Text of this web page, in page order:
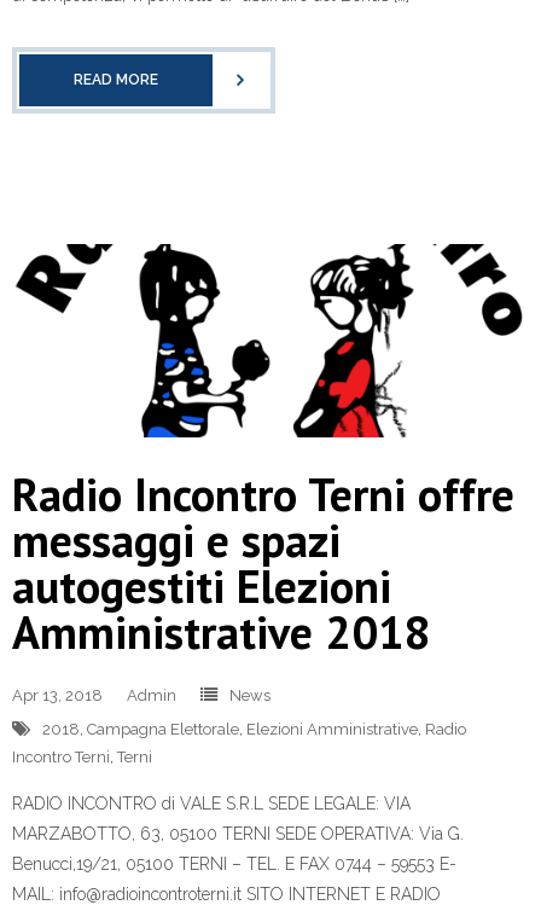
READ MORE
Radio Incontro Terni offre
messaggi e spazi
autogestiti Elezioni
Amministrative 2018
Apr 13, 2018 Admin
News
2018, Campagna Elettorale, Elezioni Amministrative, Radio
Incontro Terni,Terni
RADIO INCONTRO di VALE S.R.L SEDE LEGALE: VIA
MARZABOTTO, 63, 05100 TERNI SEDE OPERATIVA: Via G.
Benucci,19/21, 05100 TERNI – TEL. E FAX 0744 – 59553 E-
MAIL: info@radioincontroterni.it SITO INTERNET E RADIO